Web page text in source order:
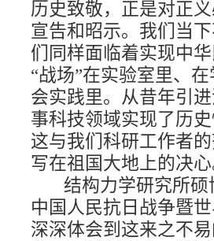
历史致敬，正是对正
宣告和昭示。我们当
们同样面临着实现中
“战场”在实验室里、
会实践里。从昔年引
事科技领域实现了历
这与我们科研工作者
写在祖国大地上的决心
结构力学研究所
中国人民抗日战争暨
深深体会到这来之不